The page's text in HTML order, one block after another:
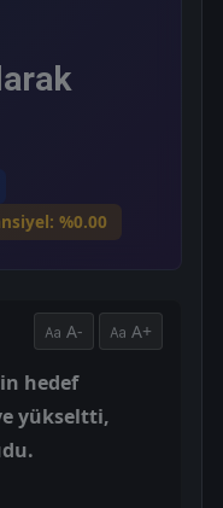
%0.00
A- A+
hedef
yükseltti,